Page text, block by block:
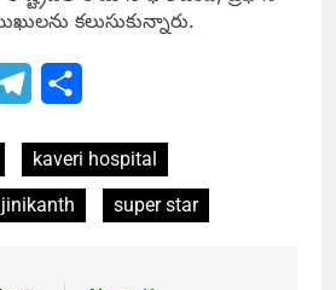
కలుసుకున్నారు.
Telegram
kaveri hospital
super star